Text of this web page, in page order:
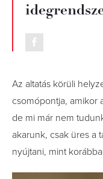
Az altatás körüli
csomópontja, amikor
de mi már nem
akarunk, csak üres a
nyújtani, mint